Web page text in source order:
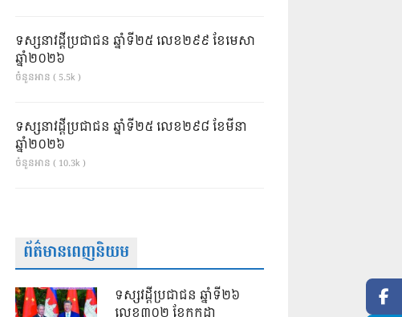
ទស្សនាវដ្ដីប្រជាជន ឆ្នាំទី២៥ លេខ២៩៩ ខែមេសា
ឆ្នាំ២០២៦
ចំនួនអាន ( 5.5k )
ទស្សនាវដ្ដីប្រជាជន ឆ្នាំទី២៥ លេខ២៩៨ ខែមីនា
ឆ្នាំ២០២៦
ចំនួនអាន ( 10.3k )
ព័ត៌មានពេញនិយម
ទស្សវដ្តីប្រជាជន ឆ្នាំទី២៦